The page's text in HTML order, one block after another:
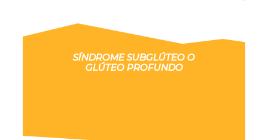
SÍNDROME SUBGLÚTEO O
GLÚTEO PROFUNDO